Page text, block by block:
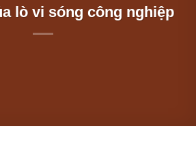
lò vi sóng công nghiệp